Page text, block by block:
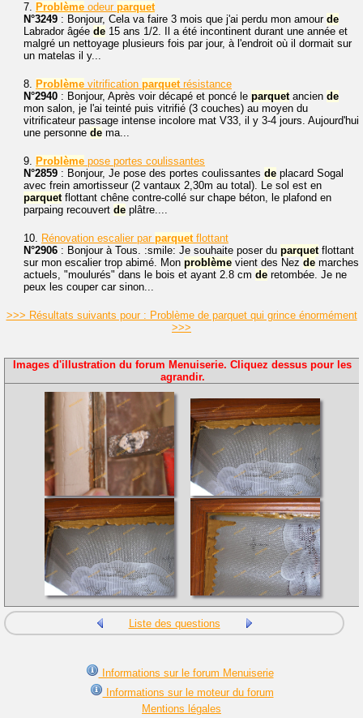
7. Problème odeur parquet
N°3249 : Bonjour, Cela va faire 3 mois que j'ai perdu mon amour de
Labrador âgée de 15 ans 1/2. Il a été incontinent durant une année et
malgré un nettoyage plusieurs fois par jour, à l'endroit où il dormait sur
un matelas il y...
8. Problème vitrification parquetrésistance
N°2940 : Bonjour, Après voir décapé et poncé le parquetancien de
mon salon, je l'ai teinté puis vitrifié (3 couches) au moyen du
vitrificateur passage intense incolore mat V33, il y 3-4 jours. Aujourd'hui
une personne de ma...
9. Problème pose portes coulissantes
N°2859 : Bonjour, Je pose des portes coulissantes de placard Sogal
avec frein amortisseur (2 vantaux 2,30m au total). Le sol est en
parquetflottant chêne contre-collé sur chape béton, le plafond en
parpaing recouvert de plâtre....
10. Rénovation escalier par parquetflottant
N°2906 : Bonjour à Tous. :smile: Je souhaite poser du parquetflottant
sur mon escalier trop abimé. Mon problème vient des Nez de marches
actuels, "moulurés" dans le bois et ayant 2.8 cm de retombée. Je ne
peux les couper car sinon...
>>> Résultats suivants pour : Problème de parquet qui grince énormément
>>>
Images d'illustration du forum Menuiserie. Cliquez dessus pour les
agrandir.
Liste des questions
Informations sur le forum Menuiserie
Informations sur le moteur du forum
Mentions légales